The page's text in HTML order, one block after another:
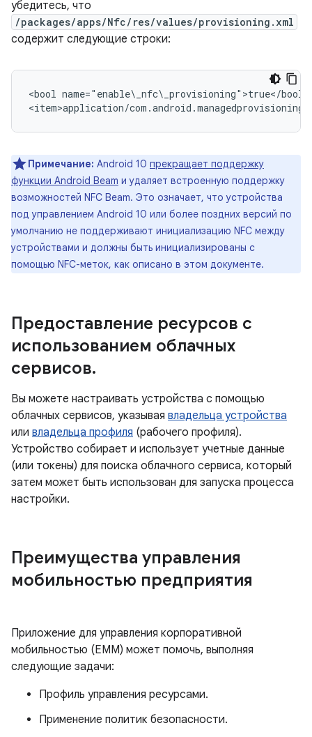
убедитесь, что
/packages/apps/Nfc/res/values/provisioning.xml
содержит следующие строки:
<bool name="enable\_nfc\_provisioning">true</bool>
Примечание: Android 10 прекращает поддержку
функции Android Beam и удаляет встроенную поддержку
возможностей NFC Beam. Это означает, что устройства
под управлением Android 10 или более поздних версий по
умолчанию не поддерживают инициализацию NFC между
устройствами и должны быть инициализированы с
помощью NFC-меток, как описано в этом документе.
Предоставление ресурсов с
использованием облачных
сервисов.
Вы можете настраивать устройства с помощью
облачных сервисов, указывая владельца устройства
или владельца профиля (рабочего профиля).
Устройство собирает и использует учетные данные
(или токены) для поиска облачного сервиса, который
затем может быть использован для запуска процесса
настройки.
Преимущества управления
мобильностью предприятия
Приложение для управления корпоративной
мобильностью (EMM) может помочь, выполняя
следующие задачи:
Профиль управления ресурсами.
Применение политик безопасности.